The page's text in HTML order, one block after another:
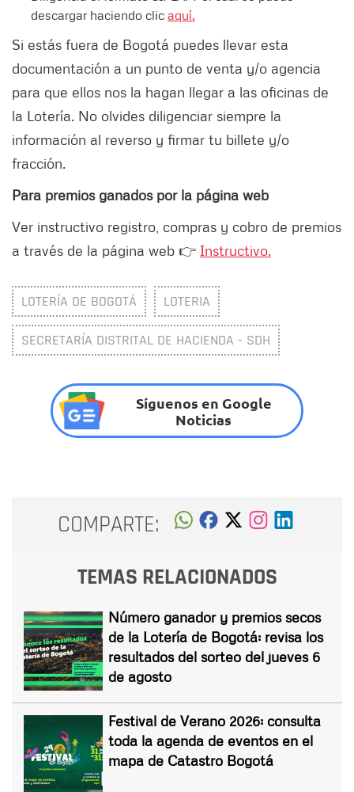
descargar haciendo clic aquí.
Si estás fuera de Bogotá puedes llevar esta
documentación a un punto de venta y/o agencia
para que ellos nos la hagan llegar a las oficinas de
la Lotería. No olvides diligenciar siempre la
información al reverso y firmar tu billete y/o
fracción.
Para premios ganados por la página web
Ver instructivo registro, compras y cobro de premios
a través de la página web 👉 Instructivo.
LOTERÍA DE BOGOTÁ LOTERIA
SECRETARÍA DISTRITAL DE HACIENDA - SDH
Síguenos en Google
Noticias
COMPARTE:
TEMAS RELACIONADOS
Número ganador y premios secos
de la Lotería de Bogotá: revisa los
resultados del sorteo del jueves 6
de agosto
Festival de Verano 2026: consulta
toda la agenda de eventos en el
mapa de Catastro Bogotá